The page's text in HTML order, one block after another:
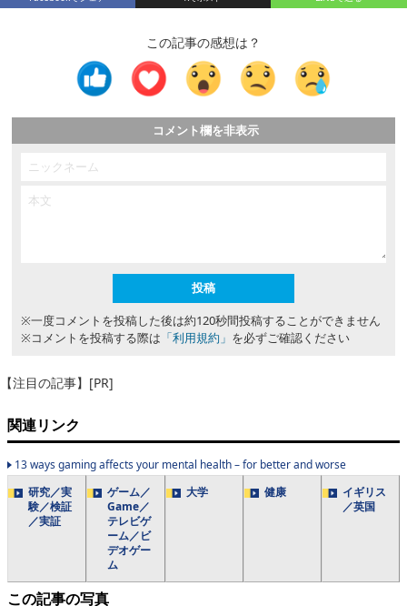
この記事の感想は？
コメント欄を非表示
※一度コメントを投稿した後は約120秒間投稿することができません
※コメントを投稿する際は 「利用規約」 を必ずご確認ください
【注目の記事】[PR]
関連リンク
13 ways gaming affects your mental health – for better and worse
研究／実
験／検証
／実証
ゲーム／
Game／
テレビゲ
ーム／ビ
デオゲー
ム
大学 健康
イギリス
／英国
この記事の写真